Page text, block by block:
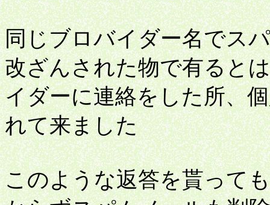
同じブロバイダー名でス
改ざんされた物で有ると
イダーに連絡をした所、
れて来ました
このような返答を貰って